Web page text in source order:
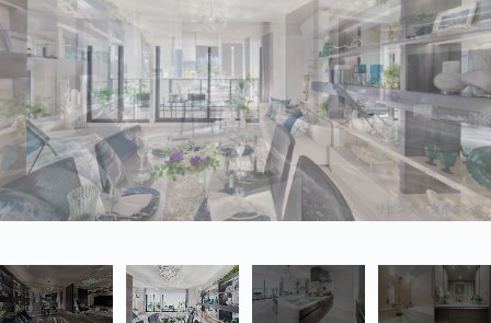
リビング・ダイニング
リビング・ダイニング